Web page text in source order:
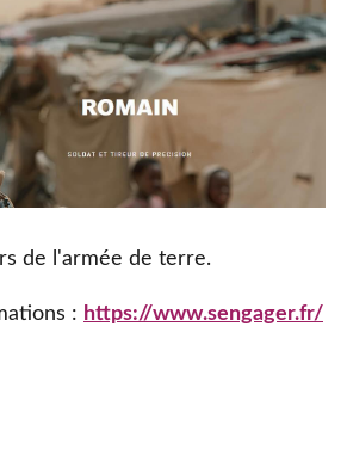
de l'armée de terre.
: https://www.sengager.fr/